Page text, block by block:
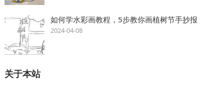
如何学水彩画教程，5步教你画植树节手抄报
2024-04-08
关于本站